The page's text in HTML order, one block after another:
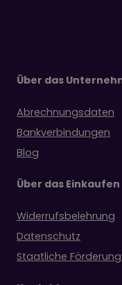
Über das
Abrechnungsdaten
Bankverbindungen
Blog
Über das Einkaufen
Widerrufsbelehrung
Datenschutz
Staatliche